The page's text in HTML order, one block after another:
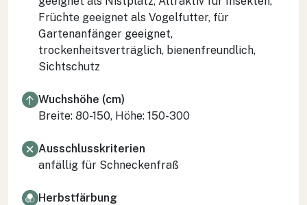
Früchte geeignet als Vogelfutter, für
Gartenanfänger geeignet,
trockenheitsverträglich, bienenfreundlich,
Sichtschutz
Wuchshöhe (cm)
Breite: 80-150, Höhe: 150-300
Ausschlusskriterien
anfällig für Schneckenfraß
Herbstfärbung